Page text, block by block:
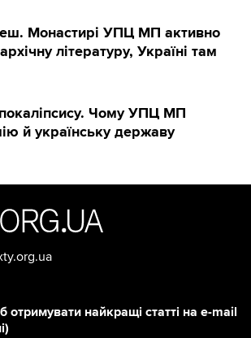
Монастирі УПЦ МП активно
літературу, Україні там
Чому УПЦ МП
й українську державу
отримувати найкращі статті на e-mail